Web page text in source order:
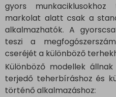
gyors
markolat alatt csak a
alkalmazhatók. A
teszi a
cseréjét a különböző
Különböző modellek
terjedő teherbíráshoz és
történő alkalmazáshoz: